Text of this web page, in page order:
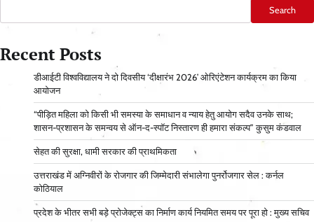
Search
Recent Posts
डीआईटी विश्वविद्यालय ने दो दिवसीय ‘दीक्षारंभ 2026’ ओरिएंटेशन कार्यक्रम का किया
आयोजन
“पीड़ित महिला को किसी भी समस्या के समाधान व न्याय हेतु आयोग सदैव उनके साथ;
शासन-प्रशासन के समन्वय से ऑन-द-स्पॉट निस्तारण ही हमारा संकल्प” कुसुम कंडवाल
सेहत की सुरक्षा, धामी सरकार की प्राथमिकता
उत्तराखंड में अग्निवीरों के रोजगार की जिम्मेदारी संभालेगा पुनर्रोजगार सेल : कर्नल
कोठियाल
प्रदेश के भीतर सभी बड़े प्रोजेक्ट्स का निर्माण कार्य नियमित समय पर पूरा हो : मुख्य सचिव